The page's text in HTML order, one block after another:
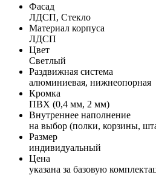
Фасад
ЛДСП, Стекло
Материал корпуса
ЛДСП
Цвет
Светлый
Раздвижная система
алюминиевая, нижнеопорная
Кромка
ПВХ (0,4 мм, 2 мм)
Внутреннее наполнение
на выбор (полки, корзины,
Размер
индивидуальный
Цена
указана за базовую